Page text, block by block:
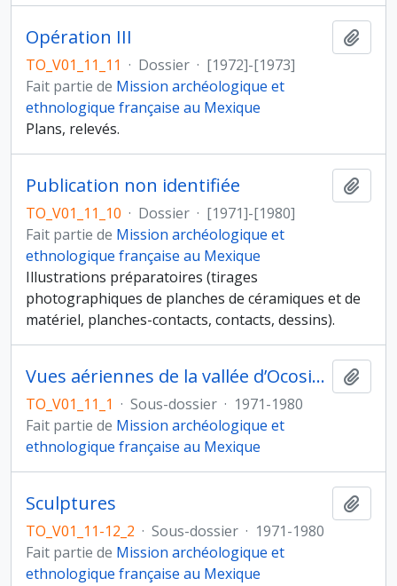
Opération III
TO_V01_11_11 · Dossier · [1972]-[1973]
Fait partie de Mission archéologique et
ethnologique française au Mexique
Plans, relevés.
Publication non identifiée
TO_V01_11_10 · Dossier · [1971]-[1980]
Fait partie de Mission archéologique et
ethnologique française au Mexique
Illustrations préparatoires (tirages
photographiques de planches de céramiques et de
matériel, planches-contacts, contacts, dessins).
Vues aériennes de la vallée d’Ocosingo
TO_V01_11_1 · Sous-dossier · 1971-1980
Fait partie de Mission archéologique et
ethnologique française au Mexique
Sculptures
TO_V01_11-12_2 · Sous-dossier · 1971-1980
Fait partie de Mission archéologique et
ethnologique française au Mexique